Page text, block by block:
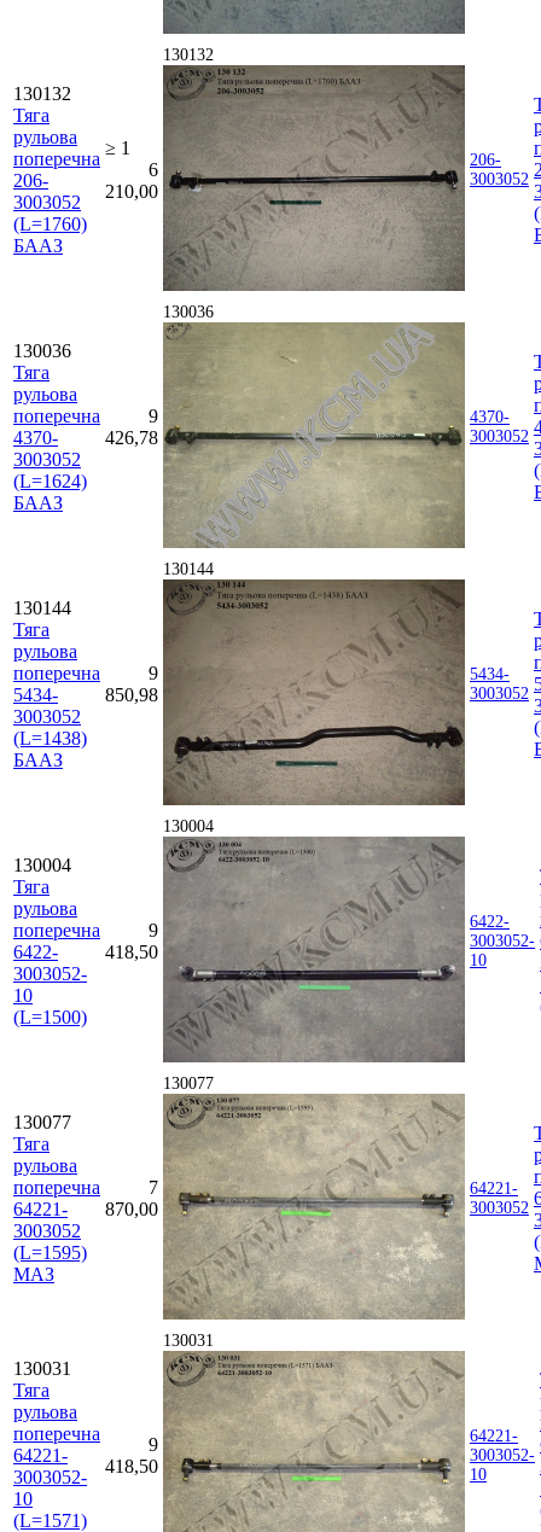
130132
Тяга
рульова
поперечна
206-
3003052
(L=1760)
БААЗ
≥ 1
6
210,00
130132
206-
3003052
130036
Тяга
рульова
поперечна
4370-
3003052
(L=1624)
БААЗ
9
426,78
130036
4370-
3003052
130144
Тяга
рульова
поперечна
5434-
3003052
(L=1438)
БААЗ
9
850,98
130144
5434-
3003052
130004
Тяга
рульова
поперечна
6422-
3003052-
10
(L=1500)
9
418,50
130004
6422-
3003052-
10
130077
Тяга
рульова
поперечна
64221-
3003052
(L=1595)
МАЗ
7
870,00
130077
64221-
3003052
130031
Тяга
рульова
поперечна
64221-
3003052-
10
(L=1571)
9
418,50
130031
64221-
3003052-
10